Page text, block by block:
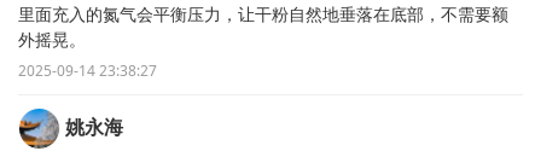
里面充入的氮气会平衡压力，让干粉自然地垂落在底部，不需要额
外摇晃。
2025-09-14 23:38:27
姚永海